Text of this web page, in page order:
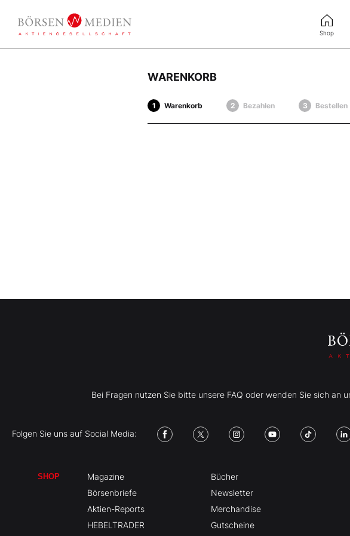
Shop
WARENKORB
Warenkorb Bezahlen Bestellen
Bei Fragen nutzen Sie bitte unsere FAQ oder wenden Sie sich an
Folgen Sie uns auf Social Media:
SHOP
Magazine
Börsenbriefe
Aktien-Reports
HEBELTRADER
Bücher
Newsletter
Merchandise
Gutscheine